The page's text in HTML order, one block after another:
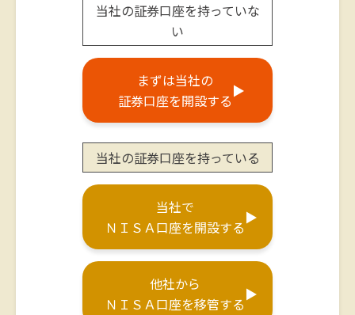
当社の証券口座を持っていな
い
まずは当社の
証券口座を開設する
▶
当社の証券口座を持っている
当社で
ＮＩＳＡ口座を開設する
▶
他社から
ＮＩＳＡ口座を移管する
▶